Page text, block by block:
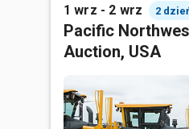
1 wrz - 2 wrz 2
Pacific
Auction, USA